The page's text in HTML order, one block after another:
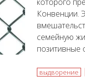
Конвенции.
семейную
позитивные
выдворение